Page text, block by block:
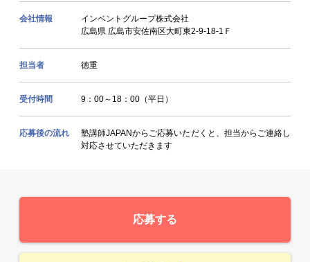
会社情報
インベントグループ株式会社
広島県 広島市安佐南区大町東2-9-18-1Ｆ
担当者 徳重
受付時間 9：00～18：00（平日）
応募後の流れ
塾講師JAPANからご応募いただくと、担当からご連絡し
対応させていただきます
応募する